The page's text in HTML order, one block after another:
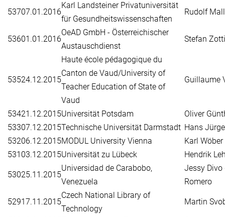
53707.01.2016
Karl Landsteiner Privatuniversität
für Gesundheitswissenschaften
Rudolf
53601.01.2016
OeAD GmbH - Österreichischer
Austauschdienst
Stefan Zotti
53524.12.2015
Haute école pédagogique du
Canton de Vaud/University of
Teacher Education of State of
Vaud
Guillaume
53421.12.2015Universität Potsdam
Oliver
53307.12.2015Technische Universität Darmstadt Hans
53206.12.2015MODUL University Vienna
Karl Wöber
531 03.12.2015Universität zu Lübeck Hendrik
53025.11.2015
Universidad de Carabobo,
Venezuela
Jessy Divo
Romero
52917.11.2015
Czech National Library of
Technology
Martin